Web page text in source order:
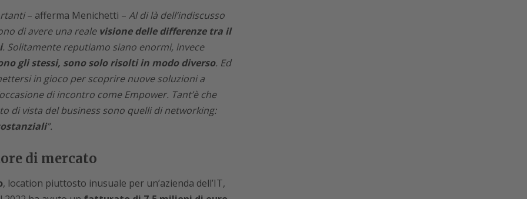
– afferma Menichetti – Al di là dell’indiscusso
di avere una reale visione delle differenze tra il
. Solitamente reputiamo siano enormi, invece
gli stessi, sono solo risolti in modo diverso. Ed
in gioco per scoprire nuove soluzioni a
di incontro come Empower. Tant’è che
di vista del business sono quelli di networking:
”.
di mercato
, location piuttosto inusuale per un’azienda dell’IT,